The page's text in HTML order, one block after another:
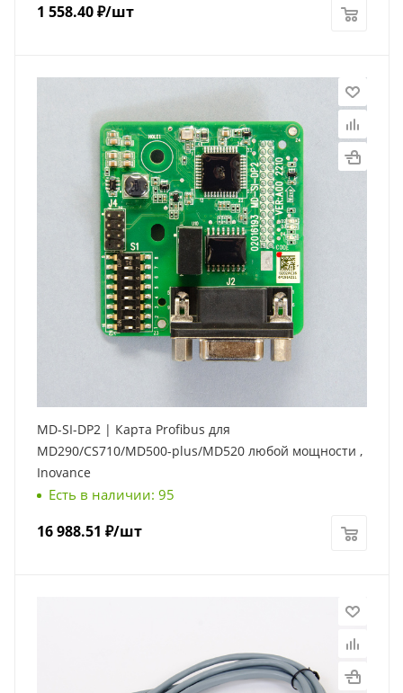
1 558.40₽/шт
MD-SI-DP2 | Карта Profibus для
MD290/CS710/MD500-plus/MD520 любой мощности ,
Inovance
Есть в наличии: 95
16 988.51 ₽/шт